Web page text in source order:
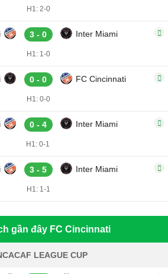
H1: 2-0
3 - 0 Inter Miami
H1: 1-0
0 - 0 FC Cincinnati
H1: 0-0
0 - 4 Inter Miami
H1: 0-1
3 - 5 Inter Miami
H1: 1-1
gần đây FC Cincinnati
LEAGUE CUP